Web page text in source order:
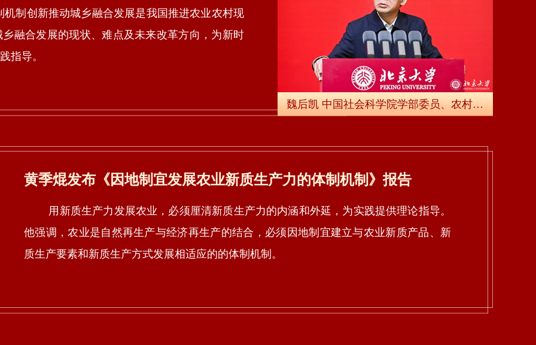
魏后凯 中国社会科学院学部委员、农村发展研究所所长
创新推动城乡融合发展是我国推进农业农村现
融合发展的现状、难点及未来改革方向，为新时
指导。
黄季焜发布《因地制宜发展农业新质生产力的体制机制》报告
用新质生产力发展农业，必须厘清新质生产力的内涵和外延，为实践提供理论指导。
他强调，农业是自然再生产与经济再生产的结合，必须因地制宜建立与农业新质产品、新
质生产要素和新质生产方式发展相适应的的体制机制。